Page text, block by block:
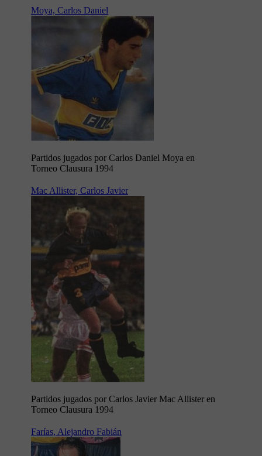
Moya, Carlos Daniel
Partidos jugados por Carlos Daniel Moya en
Torneo Clausura 1994
Mac Allister, Carlos Javier
Partidos jugados por Carlos Javier Mac Allister en
Torneo Clausura 1994
Farías, Alejandro Fabián